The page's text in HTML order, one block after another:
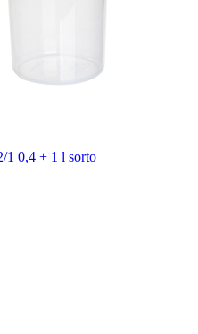
1 0,4 + 1 l sorto